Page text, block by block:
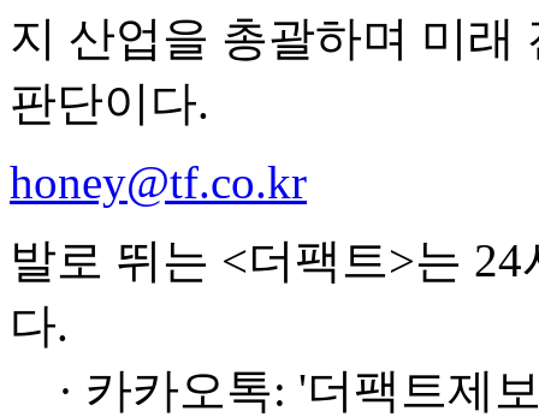
지 산업을 총괄하며 미래
판단이다.
honey@tf.co.kr
발로 뛰는 <더팩트>는
다.
· 카카오톡: '더팩트제